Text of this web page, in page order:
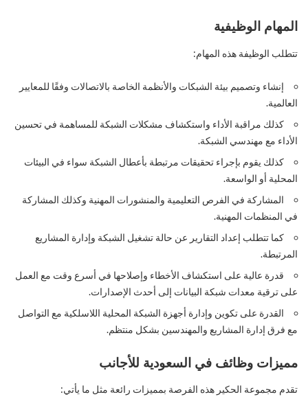
المهام الوظيفية
تتطلب الوظيفة هذه المهام:
إنشاء وتصميم بيئة الشبكات والأنظمة الخاصة بالاتصالات وفقًا للمعايير
العالمية.
كذلك مراقبة الأداء واستكشاف مشكلات الشبكة للمساهمة في تحسين
الأداء مع مهندسي الشبكة.
كذلك يقوم بإجراء تحقيقات مرتبطة بأعطال الشبكة سواء في البيئات
المحلية أو الواسعة.
المشاركة في الفرص التعليمية والمنشورات المهنية وكذلك المشاركة
في المنظمات المهنية.
كما تتطلب إعداد التقارير عن حالة تشغيل الشبكة وإدارة المشاريع
المرتبطة.
قدرة عالية على استكشاف الأخطاء وإصلاحها في أسرع وقت مع العمل
على ترقية معدات شبكة البيانات إلى أحدث الإصدارات.
القدرة على تكوين وإدارة أجهزة الشبكة المحلية اللاسلكية مع التواصل
مع فرق إدارة المشاريع والمهندسين بشكل منتظم.
مميزات وظائف في السعودية للأجانب
تقدم مجموعة الحكير هذه الفرصة بمميزات رائعة مثل ما يأتي: